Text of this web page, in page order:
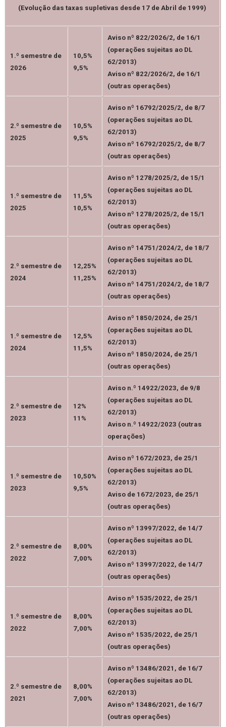
(Evolução das taxas supletivas desde 17 de Abril de 1999)
1.º semestre de
2026
10,5%
9,5%
Aviso nº 822/2026/2, de 16/1
(operações sujeitas ao DL
62/2013)
Aviso nº 822/2026/2, de 16/1
(outras operações)
2.º semestre de
2025
10,5%
9,5%
Aviso nº 16792/2025/2, de 8/7
(operações sujeitas ao DL
62/2013)
Aviso nº 16792/2025/2, de 8/7
(outras operações)
1.º semestre de
2025
11,5%
10,5%
Aviso nº 1278/2025/2, de 15/1
(operações sujeitas ao DL
62/2013)
Aviso nº 1278/2025/2, de 15/1
(outras operações)
2.º semestre de
2024
12,25%
11,25%
Aviso nº 14751/2024/2, de 18/7
(operações sujeitas ao DL
62/2013)
Aviso nº 14751/2024/2, de 18/7
(outras operações)
1.º semestre de
2024
12,5%
11,5%
Aviso nº 1850/2024, de 25/1
(operações sujeitas ao DL
62/2013)
Aviso nº 1850/2024, de 25/1
(outras operações)
2.º semestre de
2023
12%
11%
Aviso n.º 14922/2023, de 9/8
(operações sujeitas ao DL
62/2013)
Aviso n.º 14922/2023 (outras
operações)
1.º semestre de
2023
10,50%
9,5%
Aviso nº 1672/2023, de 25/1
(operações sujeitas ao DL
62/2013)
Aviso de 1672/2023, de 25/1
(outras operações)
2.º semestre de
2022
8,00%
7,00%
Aviso nº 13997/2022, de 14/7
(operações sujeitas ao DL
62/2013)
Aviso nº 13997/2022, de 14/7
(outras operações)
1.º semestre de
2022
8,00%
7,00%
Aviso nº 1535/2022, de 25/1
(operações sujeitas ao DL
62/2013)
Aviso nº 1535/2022, de 25/1
(outras operações)
2.º semestre de
2021
8,00%
7,00%
Aviso nº 13486/2021, de 16/7
(operações sujeitas ao DL
62/2013)
Aviso nº 13486/2021, de 16/7
(outras operações)